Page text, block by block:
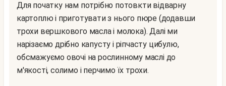
Для початку нам потрібно потовкти відварну
картоплю і приготувати з нього пюре (додавши
трохи вершкового масла і молока). Далі ми
нарізаємо дрібно капусту і ріпчасту цибулю,
обсмажуємо овочі на рослинному маслі до
м'якості, солимо і перчимо їх трохи.